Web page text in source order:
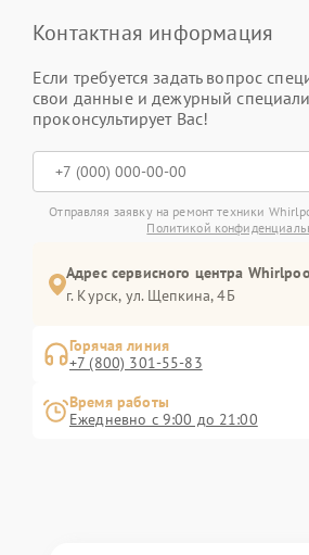
Контактная информация
Если требуется задать вопрос
свои данные и дежурный
проконсультирует Вас!
Отправляя заявку на ремонт техники
Политикой
Адрес сервисного центра
г. Курск, ул. Щепкина, 4Б
Горячая линия
+7 (800) 301-55-83
Время работы
Ежедневно с 9:00 до 21:00